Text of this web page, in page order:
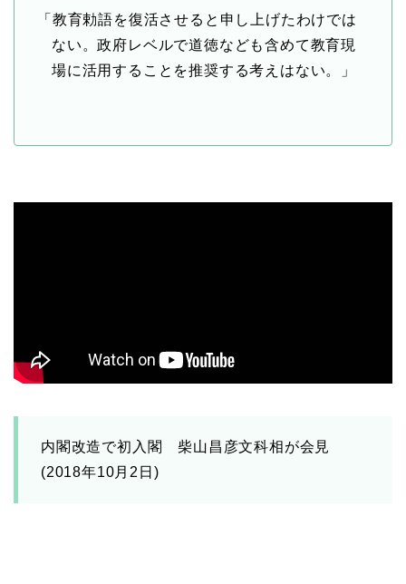
「教育勅語を復活させると申し上げたわけでは
ない。政府レベルで道徳なども含めて教育現
場に活用することを推奨する考えはない。」
内閣改造で初入閣 柴山昌彦文科相が会見
(2018年10月2日)